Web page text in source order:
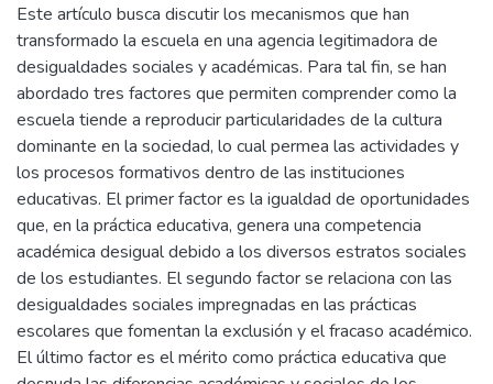
Este artículo busca discutir los mecanismos que han
transformado la escuela en una agencia legitimadora de
desigualdades sociales y académicas. Para tal fin, se han
abordado tres factores que permiten comprender como la
escuela tiende a reproducir particularidades de la cultura
dominante en la sociedad, lo cual permea las actividades y
los procesos formativos dentro de las instituciones
educativas. El primer factor es la igualdad de oportunidades
que, en la práctica educativa, genera una competencia
académica desigual debido a los diversos estratos sociales
de los estudiantes. El segundo factor se relaciona con las
desigualdades sociales impregnadas en las prácticas
escolares que fomentan la exclusión y el fracaso académico.
El último factor es el mérito como práctica educativa que